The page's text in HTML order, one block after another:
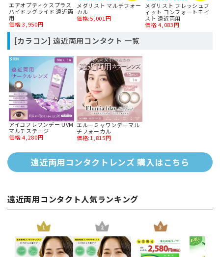
エアオプティクスプラス
ハイドラグライド 遠近両
用
価格:3,950円
メダリスト マルチフォー
カル
価格:5,001円
メダリスト フレッシュフ
ィット コンフォートモイ
スト 遠近両用
価格:4,083円
[カラコン] 遠近両用コンタクト 一覧
アイコフレワンデー UVM
マルチステージ
価格:4,280円
エルーミャワンデーマル
チフォーカル
価格:1,815円
遠近両用コンタクトレンズ 購入はこちら
遠近両用コンタクト人気ランキング
1 2 3